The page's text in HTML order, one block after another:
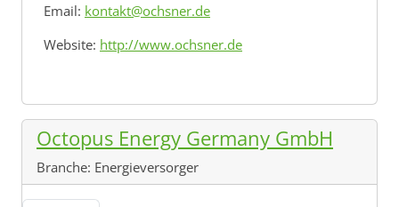
Email: kontakt@ochsner.de
Website: http://www.ochsner.de
Octopus Energy Germany GmbH
Branche: Energieversorger